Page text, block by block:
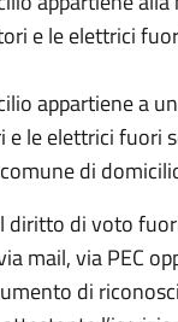
e le elettrici
appartiene a
e le elettrici fuori
di
diritto di voto
mail, via PEC
di